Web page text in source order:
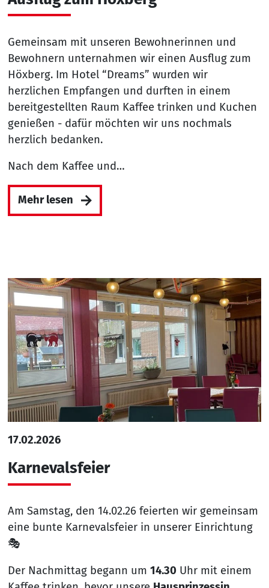
Gemeinsam mit unseren Bewohnerinnen und
Bewohnern unternahmen wir einen Ausflug zum
Höxberg. Im Hotel “Dreams” wurden wir
herzlichen Empfangen und durften in einem
bereitgestellten Raum Kaffee trinken und Kuchen
genießen - dafür möchten wir uns nochmals
herzlich bedanken.
Nach dem Kaffee und…
Mehr lesen
17.02.2026
Karnevalsfeier
Am Samstag, den 14.02.26 feierten wir gemeinsam
eine bunte Karnevalsfeier in unserer Einrichtung
🎭
Der Nachmittag begann um 14.30Uhr mit einem